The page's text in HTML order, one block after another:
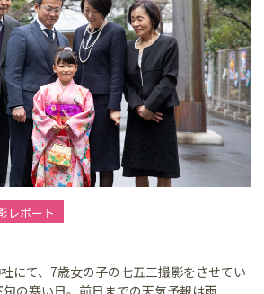
レポート
にて、7歳女の子の七五三撮影をさせてい